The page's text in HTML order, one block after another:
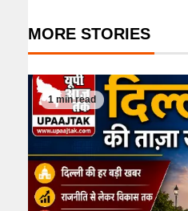
MORE STORIES
1 min read